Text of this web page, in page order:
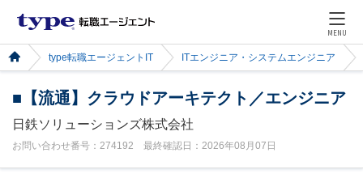
MENU
type転職エージェントIT ITエンジニア・システムエンジニア
■【流通】クラウドアーキテクト／エンジニア
日鉄ソリューションズ株式会社
お問い合わせ番号：274192 最終確認日：2026年08月07日